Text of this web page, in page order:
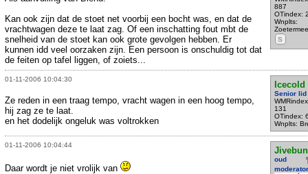
887
OTindex:
Wnplts:
S
Kan ook zijn dat de stoet net voorbij een bocht was, en dat de
vrachtwagen deze te laat zag. Of een inschatting fout mbt de
snelheid van de stoet kan ook grote gevolgen hebben. Er
kunnen idd veel oorzaken zijn. Een persoon is onschuldig tot dat
de feiten op tafel liggen, of zoiets...
01-11-2006 10:04:30
Icecold
Senior lid
131
OTindex:
Wnplts:
Ze reden in een traag tempo, vracht wagen in een hoog tempo,
hij zag ze te laat.
en het dodelijk ongeluk was voltrokken
01-11-2006 10:04:44
oud
moderator
Daar wordt je niet vrolijk van